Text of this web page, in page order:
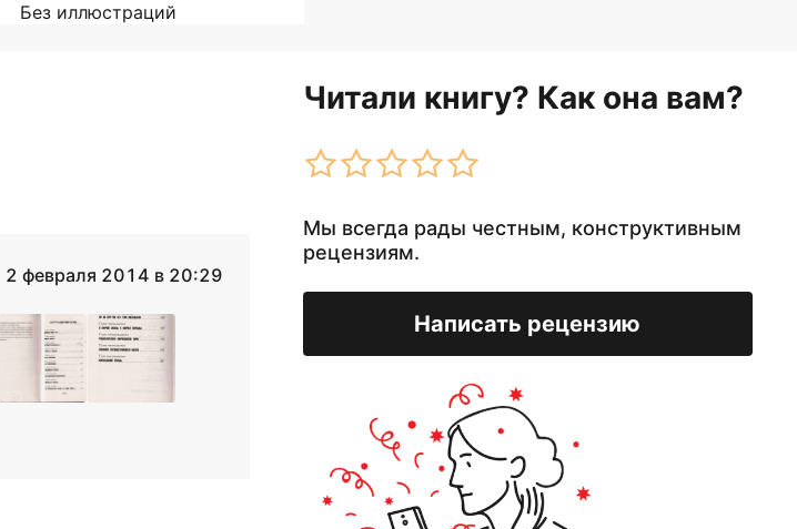
Без иллюстраций
Читали книгу? Как она вам?
Мы всегда рады честным, конструктивным
рецензиям.
Написать рецензию
2 февраля 2014 в 20:29